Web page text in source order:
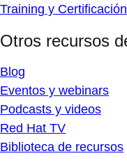
Training y Certificación
Otros recursos
Blog
Eventos y webinars
Podcasts y videos
Red Hat TV
Biblioteca de recursos